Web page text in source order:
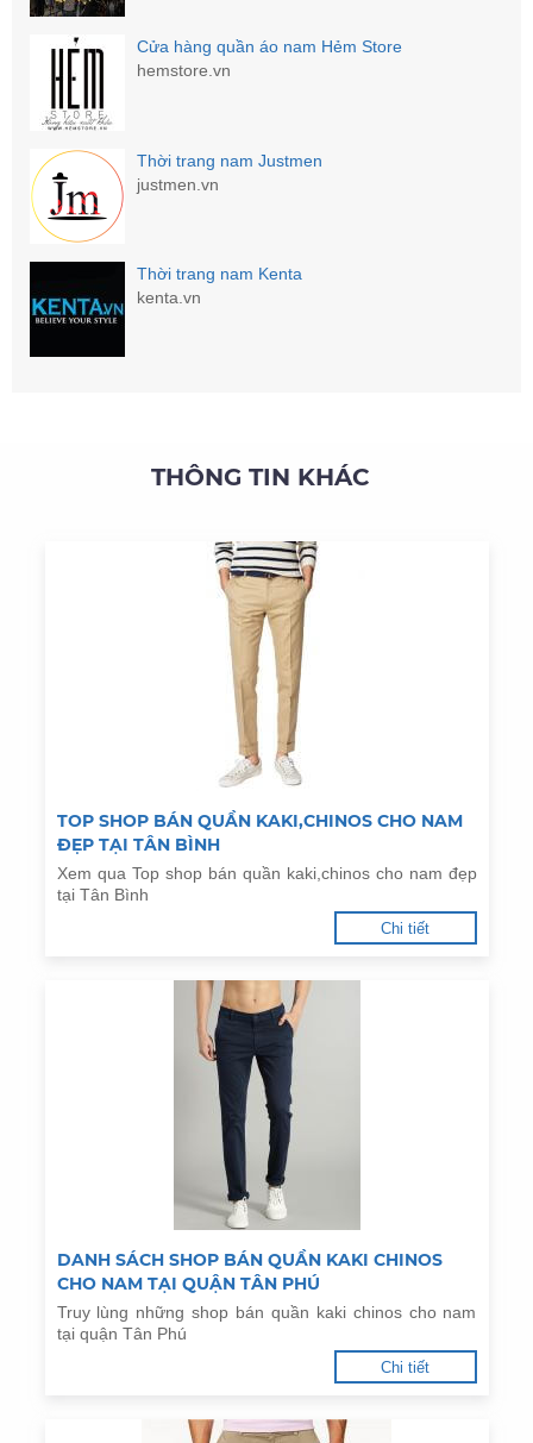
Cửa hàng quần áo nam Hẻm Store
hemstore.vn
Thời trang nam Justmen
justmen.vn
Thời trang nam Kenta
kenta.vn
THÔNG TIN KHÁC
TOP SHOP BÁN QUẦN KAKI,CHINOS CHO NAM
ĐẸP TẠI TÂN BÌNH
Xem qua Top shop bán quần kaki,chinos cho nam đẹp
tại Tân Bình
Chi tiết
DANH SÁCH SHOP BÁN QUẦN KAKI CHINOS
CHO NAM TẠI QUẬN TÂN PHÚ
Truy lùng những shop bán quần kaki chinos cho nam
tại quận Tân Phú
Chi tiết